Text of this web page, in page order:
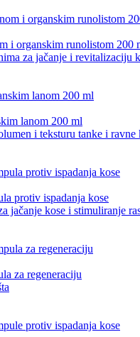
i organskim runolistom 200
za jačanje i revitalizaciju
lanom 200 ml
i teksturu tanke i ravne
protiv ispadanja kose
jačanje kose i stimuliranje
za regeneraciju